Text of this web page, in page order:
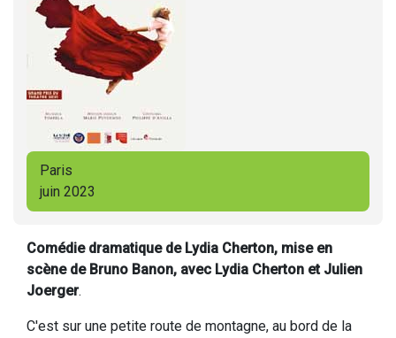
Paris
juin 2023
Comédie dramatique de Lydia Cherton, mise en
scène de Bruno Banon, avec Lydia Cherton et Julien
Joerger.
C'est sur une petite route de montagne, au bord de la